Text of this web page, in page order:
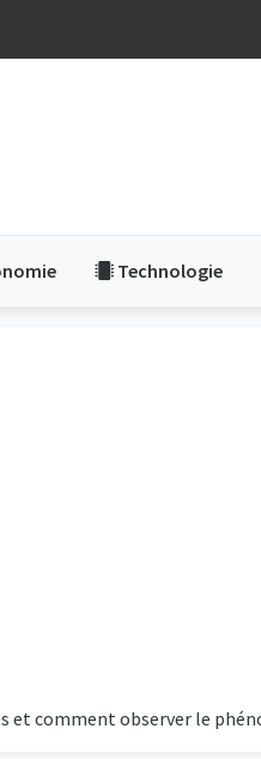
Technologie
observer le phénomène